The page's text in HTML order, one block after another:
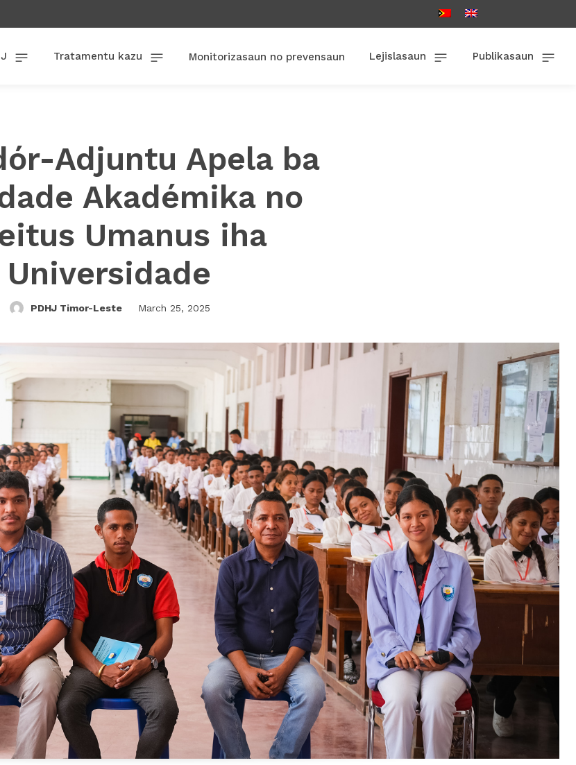
Tratamentu kazu Monitorizasaun no prevensaun Lejislasaun Publikasaun
Adjuntu Apela ba
Akadémika no
Umanus iha
Universidade
PDHJ Timor-Leste March 25, 2025